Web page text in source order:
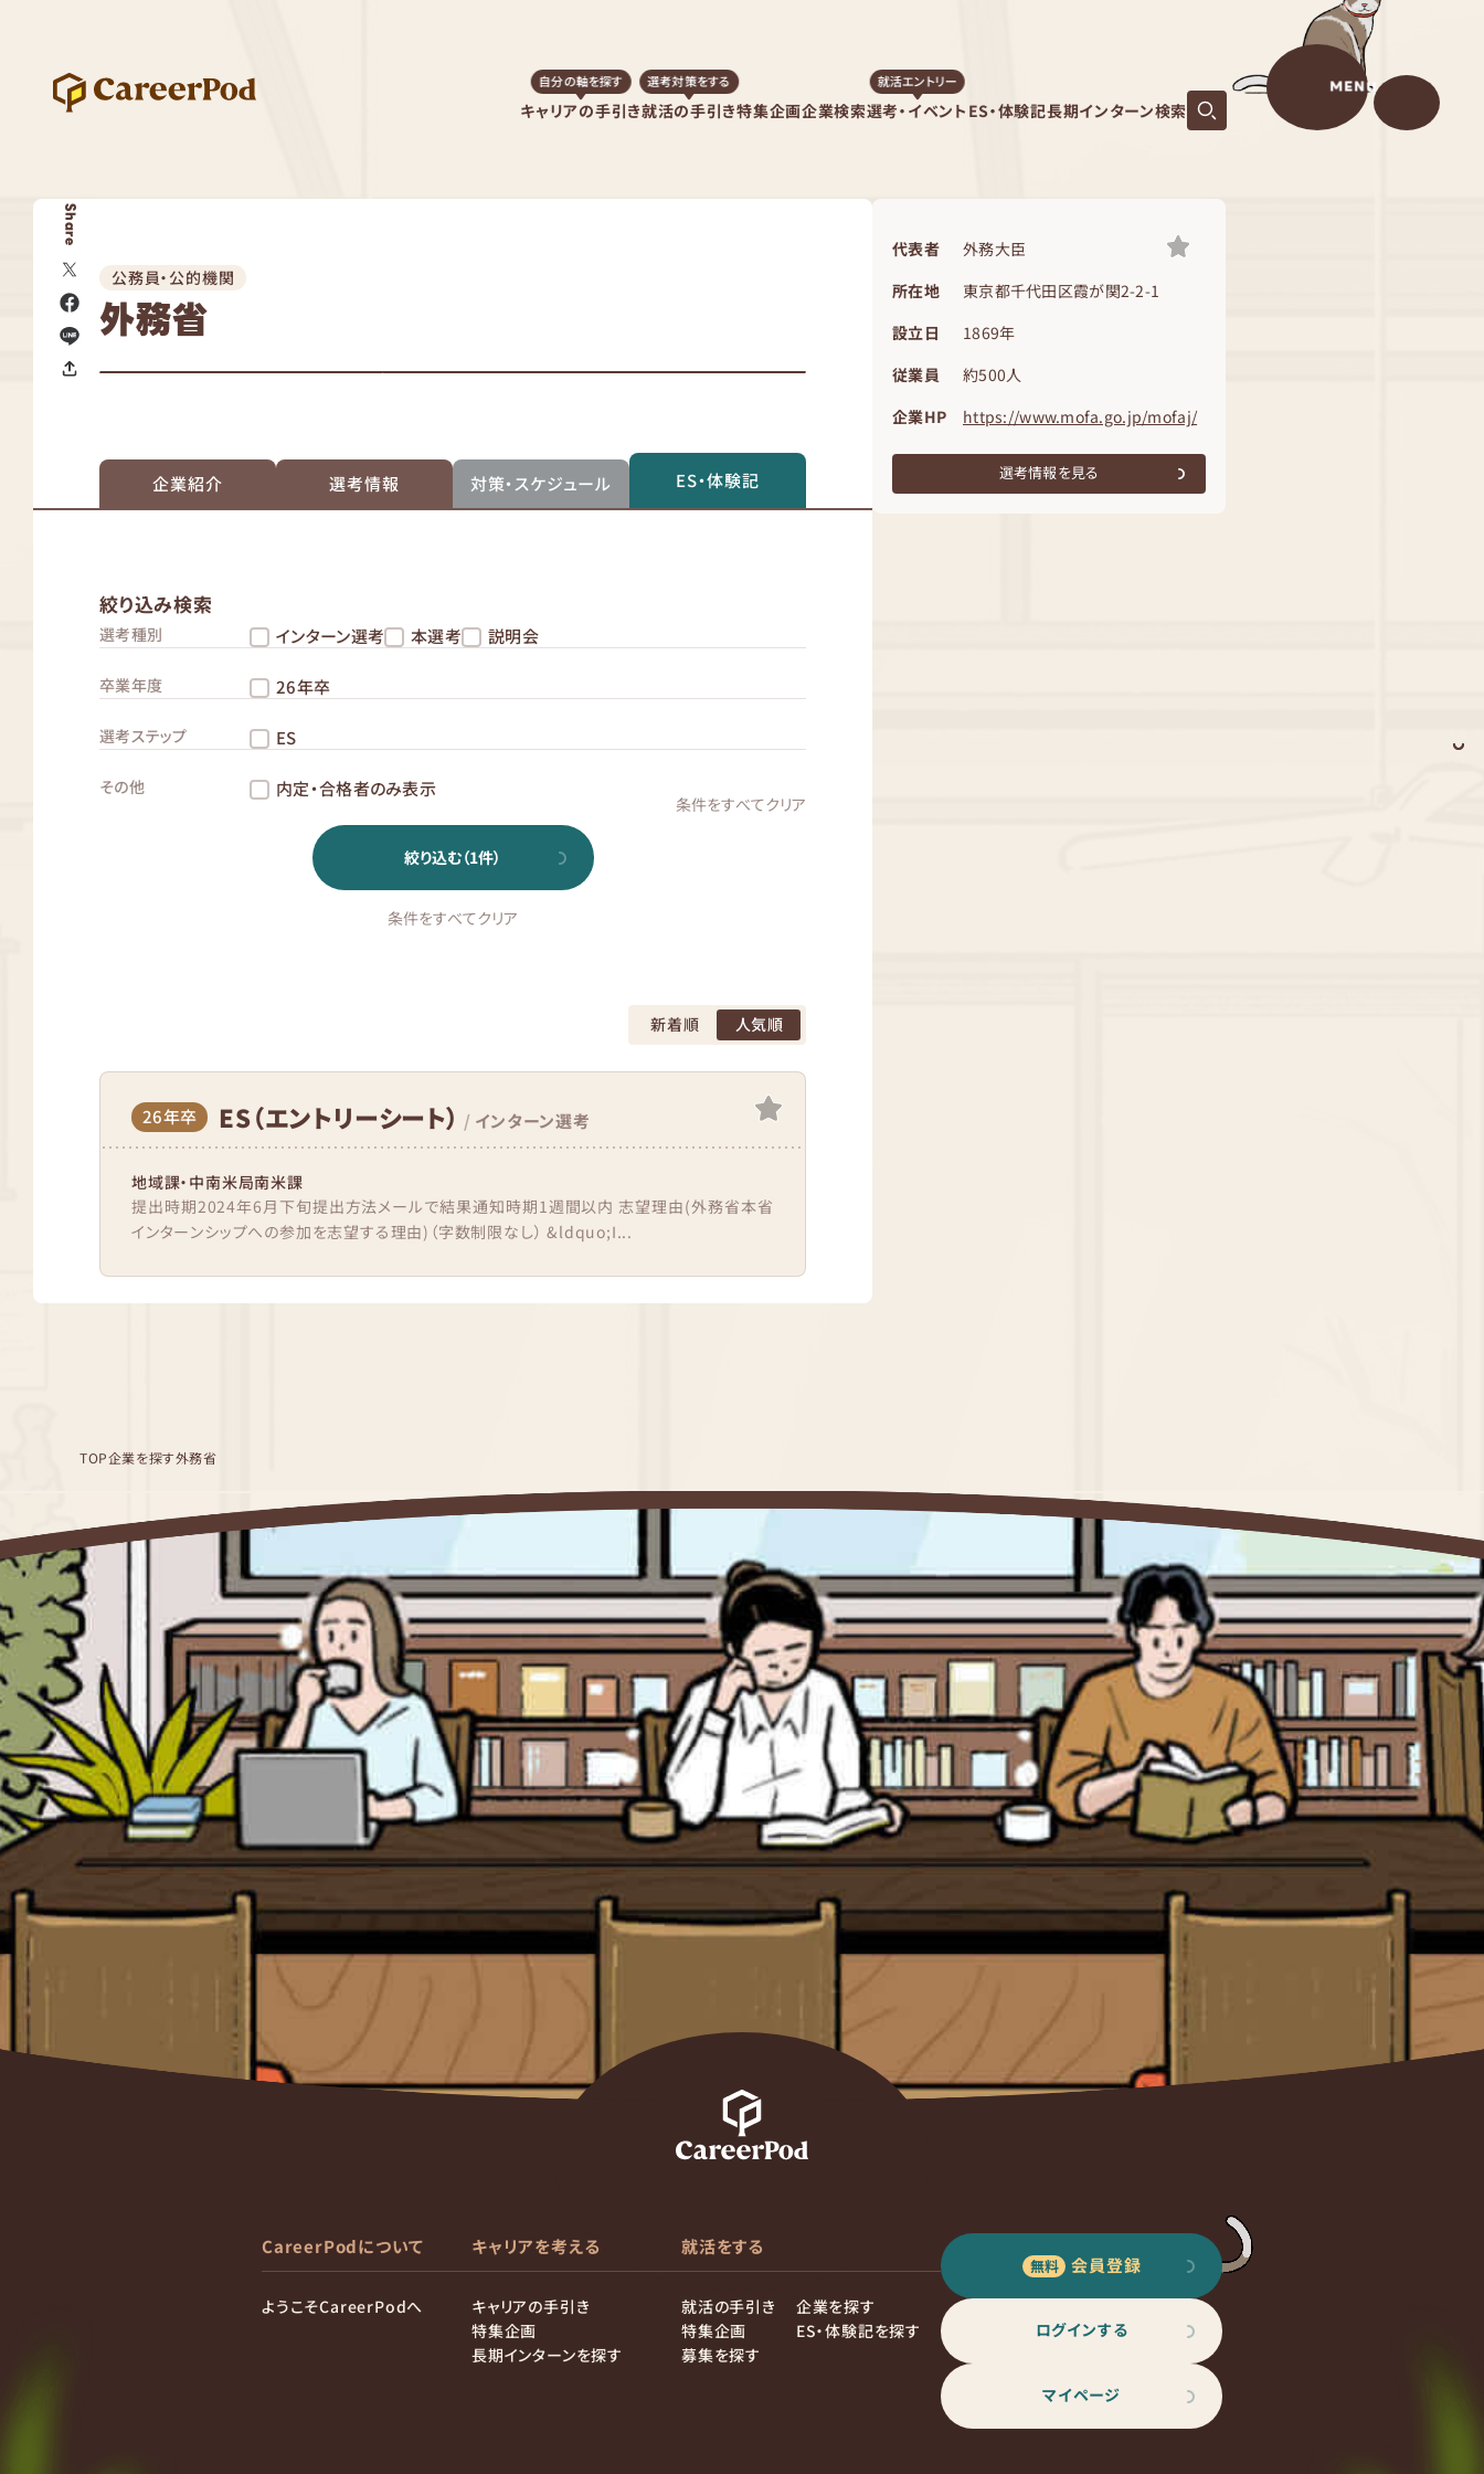
キャリアの手引き
自分の軸を探す
就活の手引き
選考対策をする
特集企画企業検索選考・イベント
就活エントリー
ES・体験記長期インターン検索
MENU
Share
公務員・公的機関
外務省
企業紹介 選考情報 対策・スケジュール ES・体験記
絞り込み検索
選考種別 インターン選考 本選考 説明会
卒業年度 26年卒
選考ステップ ES
その他 内定・合格者のみ表示
条件をすべてクリア
絞り込む（1件）
条件をすべてクリア
新着順 人気順
26年卒 ES（エントリーシート） / インターン選考
地域課・中南米局南米課
提出時期2024年6月下旬提出方法メールで結果通知時期1週間以内 志望理由(外務省本省
インターンシップへの参加を志望する理由)（字数制限なし） &ldquo;I...
代表者
外務大臣
所在地
東京都千代田区霞が関2-2-1
設立日
1869年
従業員
約500人
企業HP
https://www.mofa.go.jp/mofaj/
選考情報を見る
TOP企業を探す外務省
CareerPodについて
ようこそCareerPodへ
キャリアを考える
キャリアの手引き
特集企画
長期インターンを探す
就活をする
就活の手引き
特集企画
募集を探す
企業を探す
ES・体験記を探す
会員登録
ログインする
マイページ